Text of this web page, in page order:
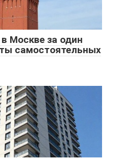
Москве за один
самостоятельных